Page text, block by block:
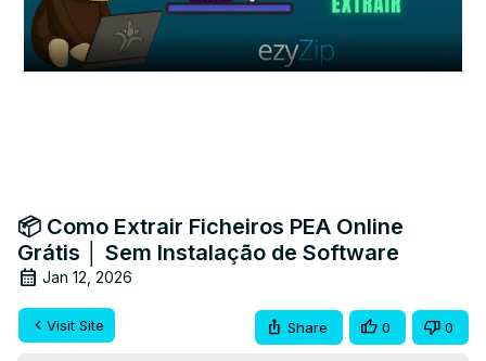
Video
📦 Como Extrair Ficheiros PEA Online
Grátis │ Sem Instalação de Software
Jan 12, 2026
Visit Site Share 0 0